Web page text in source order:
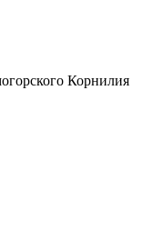
Корнилия